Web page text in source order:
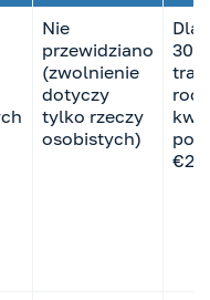
Nie
przewidziano
(zwolnienie
dotyczy
tylko rzeczy
osobistych)
Dla
30